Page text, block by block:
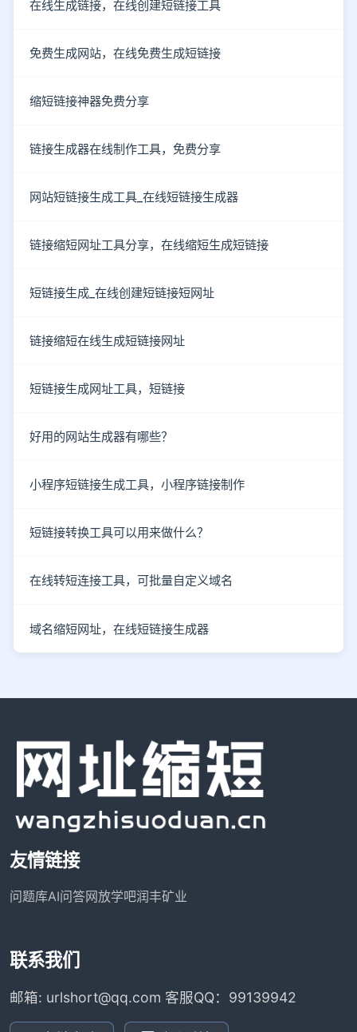
在线生成链接，在线创建短链接工具
免费生成网站，在线免费生成短链接
缩短链接神器免费分享
链接生成器在线制作工具，免费分享
网站短链接生成工具_在线短链接生成器
链接缩短网址工具分享，在线缩短生成短链接
短链接生成_在线创建短链接短网址
链接缩短在线生成短链接网址
短链接生成网址工具，短链接
好用的网站生成器有哪些？
小程序短链接生成工具，小程序链接制作
短链接转换工具可以用来做什么？
在线转短连接工具，可批量自定义域名
域名缩短网址，在线短链接生成器
友情链接
问题库AI问答网放学吧润丰矿业
联系我们
邮箱: urlshort@qq.com 客服QQ：99139942